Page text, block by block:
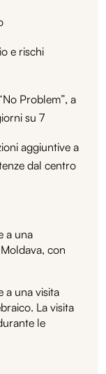
e rischi
Problem”, a
su 7
aggiuntive a
dal centro
a una
con
a una visita
La visita
le